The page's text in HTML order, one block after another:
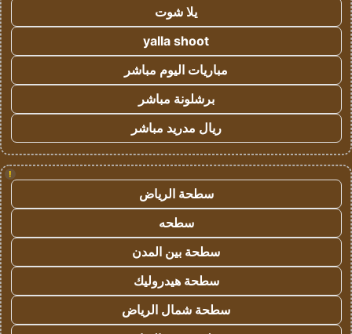
يلا شوت
yalla shoot
مباريات اليوم مباشر
برشلونة مباشر
ريال مدريد مباشر
!
سطحة الرياض
سطحه
سطحة بين المدن
سطحة هيدروليك
سطحة شمال الرياض